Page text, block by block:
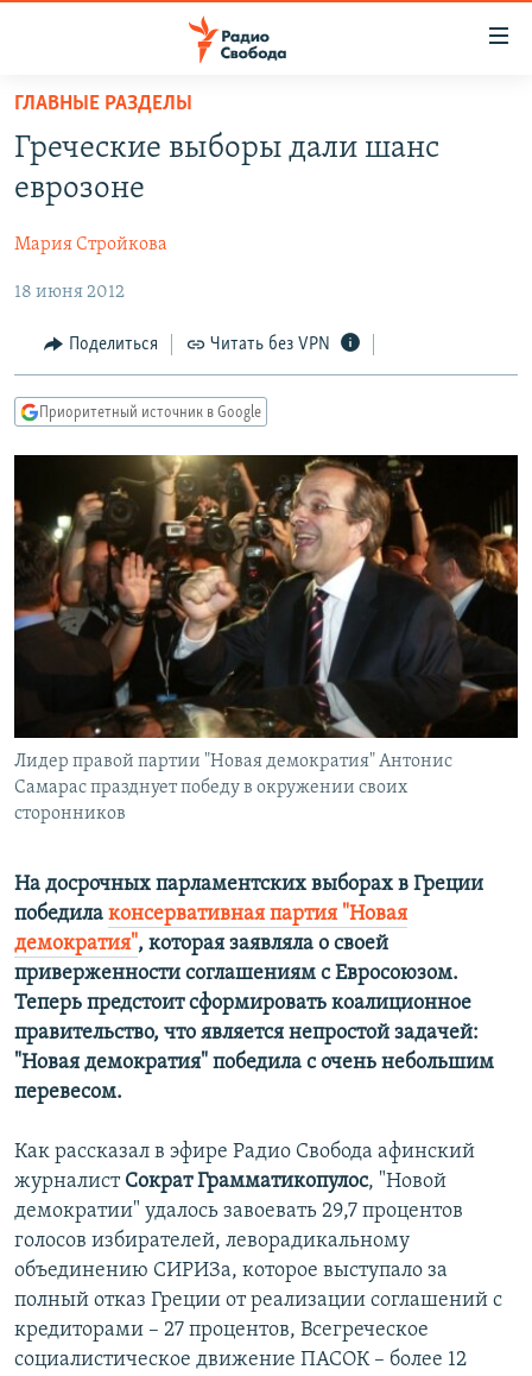
упрощенного
доступа
основному
Вернутся
главной
навигации
Вернутся
ПОДКАСТЫ
АВТОРСКИЕ ПРОЕКТЫ
ЦИТАТЫ СВОБОДЫ
МНЕНИЯ
КУЛЬТУРА
IDEL.РЕАЛИИ
КАВКАЗ.РЕАЛИИ
СЕВЕР.РЕАЛИИ
СИБИРЬ.РЕАЛИИ
РАСПИСАНИЕ ВЕЩАНИЯ
ПОДПИШИТЕСЬ НА РАССЫЛКУ
СОЦИАЛЬНЫЕ СЕТИ
Все сайты РСЕ/РС
ГЛАВНЫЕ РАЗДЕЛЫ
Греческие выборы дали шанс
еврозоне
Мария Стройкова
18 июня 2012
Поделиться Читать без VPN
Приоритетный источник в Google
Лидер правой партии "Новая демократия" Антонис
Самарас празднует победу в окружении своих
сторонников
На досрочных парламентских выборах в Греции
победила консервативная партия "Новая
демократия", которая заявляла о своей
приверженности соглашениям с Евросоюзом.
Теперь предстоит сформировать коалиционное
правительство, что является непростой задачей:
"Новая демократия" победила с очень небольшим
перевесом.
Как рассказал в эфире Радио Свобода афинский
журналист Сократ Грамматикопулос, "Новой
демократии" удалось завоевать 29,7 процентов
голосов избирателей, леворадикальному
объединению СИРИЗа, которое выступало за
полный отказ Греции от реализации соглашений с
кредиторами – 27 процентов, Всегреческое
социалистическое движение ПАСОК – более 12